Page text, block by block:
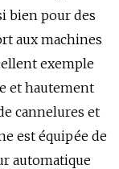
bien pour des
aux machines
exemple
et hautement
cannelures et
est équipée de
automatique